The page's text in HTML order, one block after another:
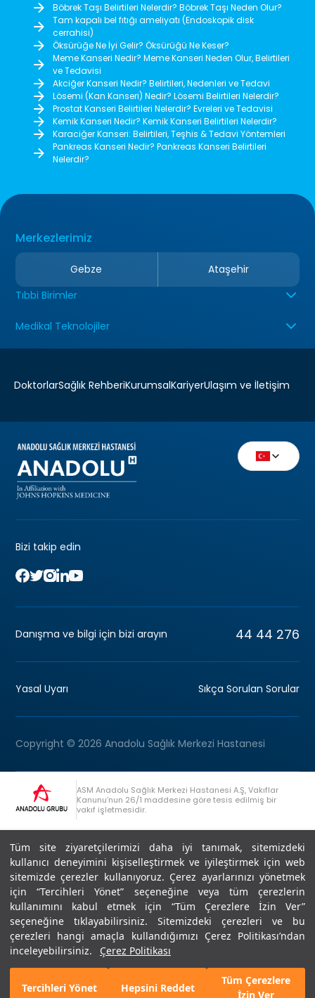
Tüm site ziyaretçilerimizi daha iyi tanımak, sitemizdeki
kullanıcı deneyimini kişiselleştirmek ve iyileştirmek için web
sitemizde çerezler kullanıyoruz. Çerez ayarlarınızı yönetmek
için “Tercihleri Yönet” seçeneğine veya tüm çerezlerin
kullanımını kabul etmek için “Tüm Çerezlere İzin Ver”
seçeneğine tıklayabilirsiniz. Sitemizdeki çerezleri ve bu
çerezleri hangi amaçla kullandığımızı Çerez Politikası’ndan
inceleyebilirsiniz.
Çerez Politikası
Tercihleri Yönet Hepsini Reddet
Tüm Çerezlere
İzin Ver
Böbrek Taşı Belirtileri Nelerdir? Böbrek Taşı Neden Olur?
Tam kapalı bel fıtığı ameliyatı (Endoskopik disk
cerrahisi)
Öksürüğe Ne İyi Gelir? Öksürüğü Ne Keser?
Meme Kanseri Nedir? Meme Kanseri Neden Olur, Belirtileri
ve Tedavisi
Akciğer Kanseri Nedir? Belirtileri, Nedenleri ve Tedavi
Lösemi (Kan Kanseri) Nedir? Lösemi Belirtileri Nelerdir?
Prostat Kanseri Belirtileri Nelerdir? Evreleri ve Tedavisi
Kemik Kanseri Nedir? Kemik Kanseri Belirtileri Nelerdir?
Karaciğer Kanseri: Belirtileri, Teşhis & Tedavi Yöntemleri
Pankreas Kanseri Nedir? Pankreas Kanseri Belirtileri
Nelerdir?
Merkezlerimiz
Gebze
Ataşehir
Tıbbi Birimler
Medikal Teknolojiler
DoktorlarSağlık RehberiKurumsalKariyerUlaşım ve İletişim
Bizi takip edin
Danışma ve bilgi için bizi arayın 44 44 276
Yasal Uyarı Sıkça Sorulan Sorular
Copyright © 2026 Anadolu Sağlık Merkezi Hastanesi
ASM Anadolu Sağlık Merkezi Hastanesi A.Ş, Vakıflar
Kanunu’nun 26/1 maddesine göre tesis edilmiş bir
vakıf işletmesidir.
Anadolu Grubu Danışma Hattı +90 (262) 678 54 00
Son Güncellenme: 07.07.2026
Editör : Didem Akçay Göktepe | 44 44 276